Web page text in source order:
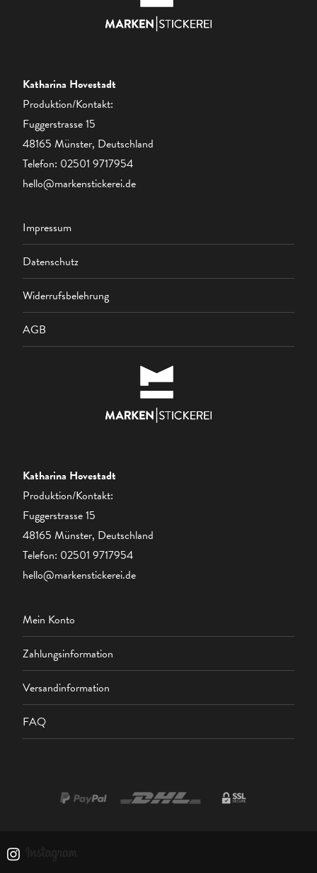
Katharina Hovestadt
Produktion/Kontakt:
Fuggerstrasse 15
48165 Münster, Deutschland
Telefon: 02501 9717954
hello@markenstickerei.de
Impressum
Datenschutz
Widerrufsbelehrung
AGB
Katharina Hovestadt
Produktion/Kontakt:
Fuggerstrasse 15
48165 Münster, Deutschland
Telefon: 02501 9717954
hello@markenstickerei.de
Mein Konto
Zahlungsinformation
Versandinformation
FAQ